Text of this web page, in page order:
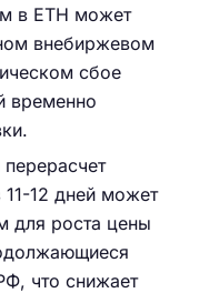
в ETH может
внебиржевом
сбое
временно
12 дней может
для роста цены
что снижает